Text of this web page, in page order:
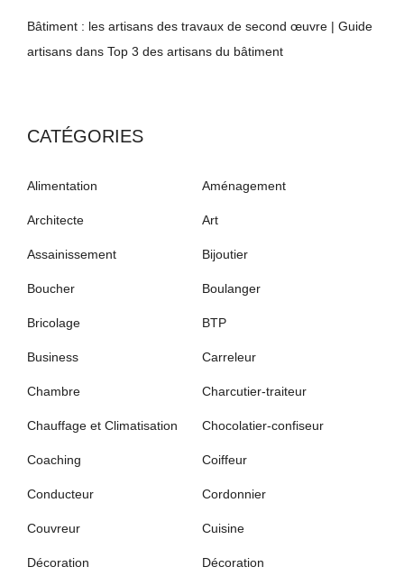
Bâtiment : les artisans des travaux de second œuvre | Guide
artisans dans Top 3 des artisans du bâtiment
CATÉGORIES
Alimentation Aménagement
Architecte Art
Assainissement Bijoutier
Boucher Boulanger
Bricolage BTP
Business Carreleur
Chambre Charcutier-traiteur
Chauffage et Climatisation Chocolatier-confiseur
Coaching Coiffeur
Conducteur Cordonnier
Couvreur Cuisine
Décoration Décoration